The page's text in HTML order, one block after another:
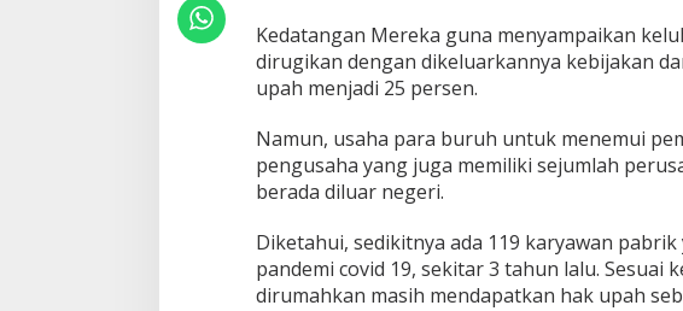
Kedatangan Mereka guna menyampaikan
dirugikan dengan dikeluarkannya kebijakan
upah menjadi 25 persen.
Namun, usaha para buruh untuk menemui
pengusaha yang juga memiliki sejumlah
berada diluar negeri.
Diketahui, sedikitnya ada 119 karyawan
pandemi covid 19, sekitar 3 tahun lalu. Sesuai
dirumahkan masih mendapatkan hak upah